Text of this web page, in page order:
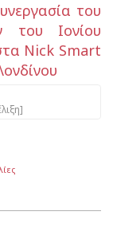
του
του Ιονίου
Nick Smart